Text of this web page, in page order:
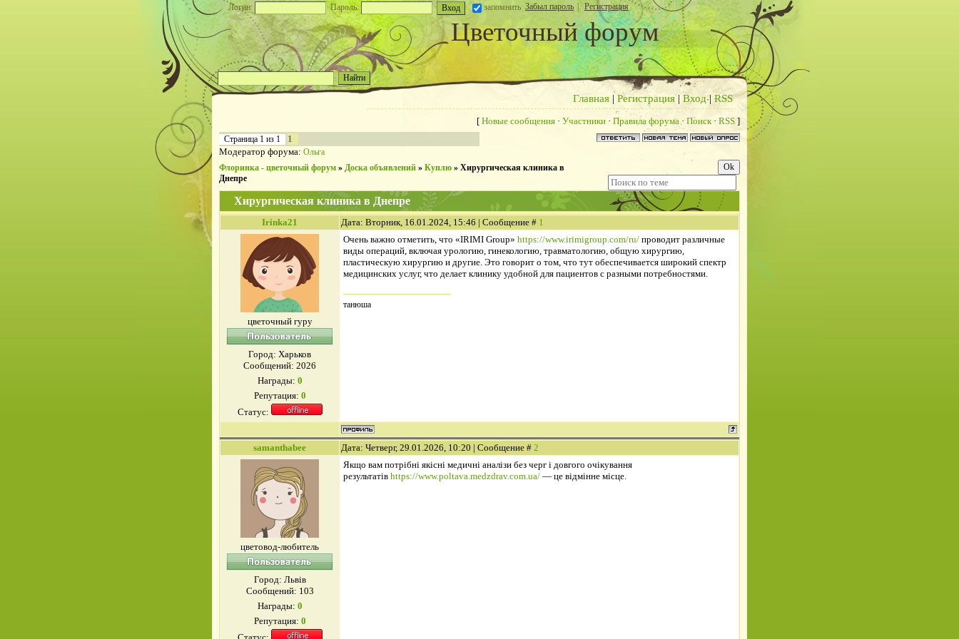
Логин: Пароль: запомнить Забыл пароль | Регистрация
Цветочный форум
Главная | Регистрация| Вход|RSS
[ Новые сообщения · Участники · Правила форума · Поиск· RSS ]
Страница 1 из 1
1
Модератор форума: Ольга
Флоринка - цветочный форум » Доска объявлений » Куплю » Хирургическая клиника в
Днепре
Хирургическая клиника в Днепре
Irinka21 Дата: Вторник, 16.01.2024, 15:46 | Сообщение # 1
цветочный гуру
Город: Харьков
Сообщений: 2026
Награды: 0
Репутация: 0
Статус:
Очень важно отметить, что «IRIMI Group» https://www.irimigroup.com/ru/ проводит различные
виды операций, включая урологию, гинекологию, травматологию, общую хирургию,
пластическую хирургию и другие. Это говорит о том, что тут обеспечивается широкий спектр
медицинских услуг, что делает клинику удобной для пациентов с разными потребностями.
танюша
samanthabee Дата: Четверг, 29.01.2026, 10:20 | Сообщение # 2
цветовод-любитель
Город: Львів
Сообщений: 103
Награды: 0
Репутация: 0
Якщо вам потрібні якісні медичні аналізи без черг і довгого очікування
результатів https://www.poltava.medzdrav.com.ua/ — це відмінне місце.